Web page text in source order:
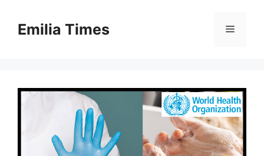
contentEmilia Times Menu